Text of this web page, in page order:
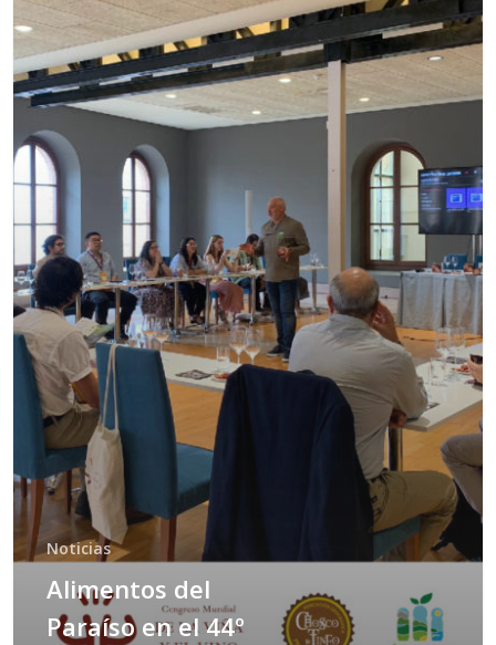
Noticias
Alimentos del
Paraíso en el 44º